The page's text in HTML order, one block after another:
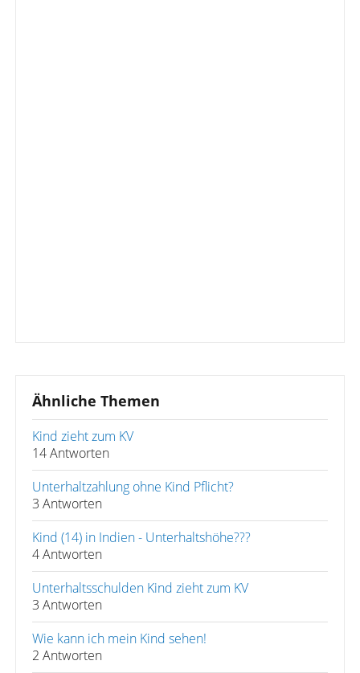
Ähnliche Themen
Kind zieht zum KV
14 Antworten
Unterhaltzahlung ohne Kind Pflicht?
3 Antworten
Kind (14) in Indien - Unterhaltshöhe???
4 Antworten
Unterhaltsschulden Kind zieht zum KV
3 Antworten
Wie kann ich mein Kind sehen!
2 Antworten